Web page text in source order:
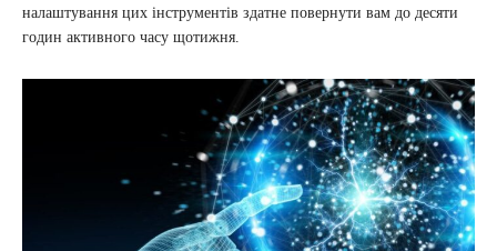
налаштування цих інструментів здатне повернути вам до десяти
годин активного часу щотижня.